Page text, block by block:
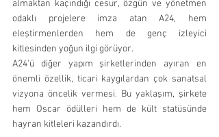
almaktan kaçındığı cesur, özgün ve yönetmen
odaklı projelere imza atan A24, hem
eleştirmenlerden hem de genç izleyici
kitlesinden yoğun ilgi görüyor.
A24'ü diğer yapım şirketlerinden ayıran en
önemli özellik, ticari kaygılardan çok sanatsal
vizyona öncelik vermesi. Bu yaklaşım, şirkete
hem Oscar ödülleri hem de kült statüsünde
hayran kitleleri kazandırdı.